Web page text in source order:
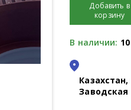
Добавить в
корзину
В наличии:
Заводская